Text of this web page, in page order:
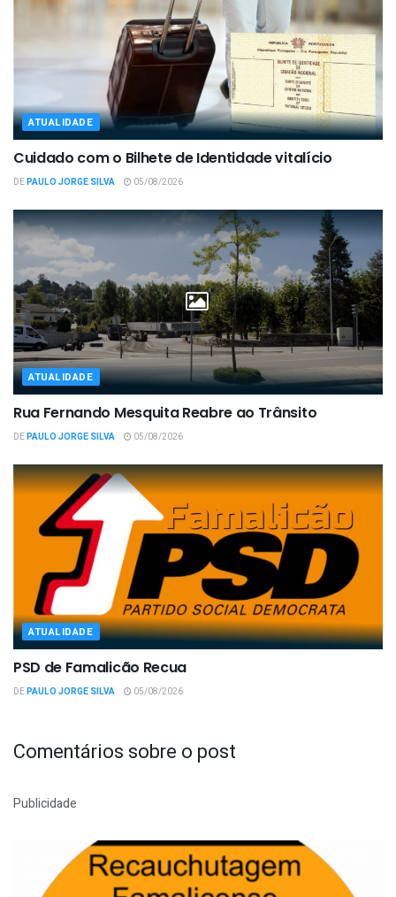
ATUALIDADE
Cuidado com o Bilhete de Identidade vitalício
DEPAULO JORGE SILVA 05/08/2026
ATUALIDADE
Rua Fernando Mesquita Reabre ao Trânsito
DEPAULO JORGE SILVA 05/08/2026
ATUALIDADE
PSD de Famalicão Recua
DEPAULO JORGE SILVA 05/08/2026
Comentários sobre o post
Publicidade